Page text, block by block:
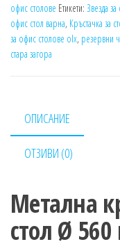
офис столове Етикети: Звезда
офис стол варна, Кръстачка за
за офис столове olx, резервни
стара загора
ОПИСАНИЕ
ОТЗИВИ (0)
Метална
стол Ø